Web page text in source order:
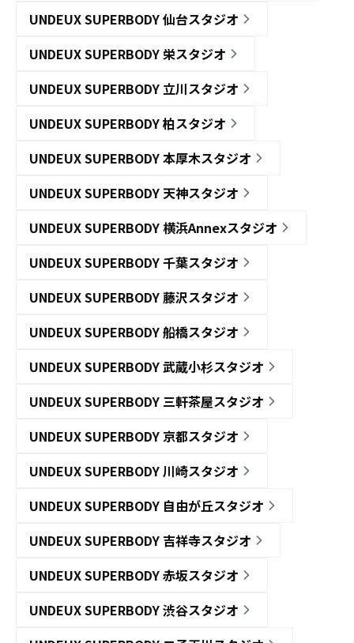
UNDEUX SUPERBODY 仙台スタジオ
UNDEUX SUPERBODY 栄スタジオ
UNDEUX SUPERBODY 立川スタジオ
UNDEUX SUPERBODY 柏スタジオ
UNDEUX SUPERBODY 本厚木スタジオ
UNDEUX SUPERBODY 天神スタジオ
UNDEUX SUPERBODY 横浜Annexスタジオ
UNDEUX SUPERBODY 千葉スタジオ
UNDEUX SUPERBODY 藤沢スタジオ
UNDEUX SUPERBODY 船橋スタジオ
UNDEUX SUPERBODY 武蔵小杉スタジオ
UNDEUX SUPERBODY 三軒茶屋スタジオ
UNDEUX SUPERBODY 京都スタジオ
UNDEUX SUPERBODY 川崎スタジオ
UNDEUX SUPERBODY 自由が丘スタジオ
UNDEUX SUPERBODY 吉祥寺スタジオ
UNDEUX SUPERBODY 赤坂スタジオ
UNDEUX SUPERBODY 渋谷スタジオ